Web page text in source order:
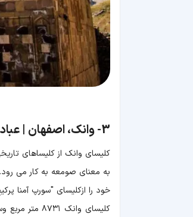
3- وانک، اصفهان |
کلیسای وانک از کلیساهای
به معنای صومعه به کار می
خود را ازکلیسای "سورپ آمنا